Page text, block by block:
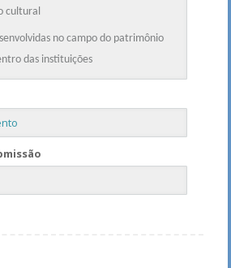
cultural
no campo do patrimônio
das instituições